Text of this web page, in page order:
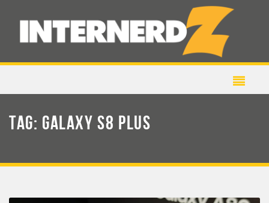
TAG: GALAXY S8 PLUS